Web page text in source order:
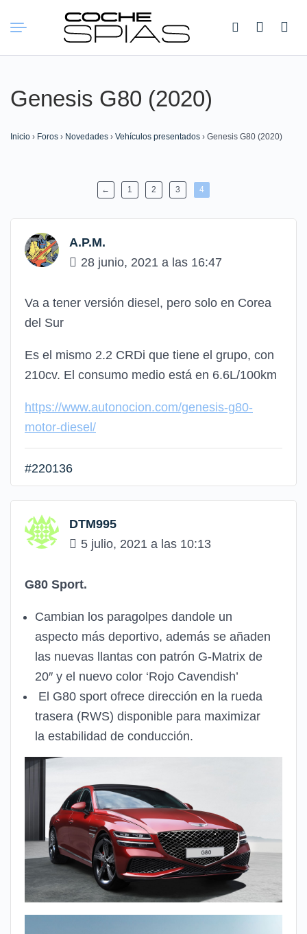
Buscar:
Genesis G80 (2020)
Inicio › Foros › Novedades › Vehículos presentados › Genesis G80 (2020)
← 1 2 3 4
A.P.M.
28 junio, 2021 a las 16:47
Va a tener versión diesel, pero solo en Corea
del Sur
Es el mismo 2.2 CRDi que tiene el grupo, con
210cv. El consumo medio está en 6.6L/100km
https://www.autonocion.com/genesis-g80-
motor-diesel/
#220136
DTM995
5 julio, 2021 a las 10:13
G80 Sport.
Cambian los paragolpes dandole un
aspecto más deportivo, además se añaden
las nuevas llantas con patrón G-Matrix de
20″ y el nuevo color ‘Rojo Cavendish’
El G80 sport ofrece dirección en la rueda
trasera (RWS) disponible para maximizar
la estabilidad de conducción.